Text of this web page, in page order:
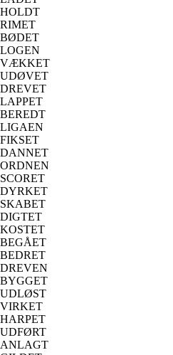
HOLDT
RIMET
BØDET
LOGEN
VÆKKET
UDØVET
DREVET
LAPPET
BEREDT
LIGAEN
FIKSET
DANNET
ORDNEN
SCORET
DYRKET
SKABET
DIGTET
KOSTET
BEGÅET
BEDRET
DREVEN
BYGGET
UDLØST
VIRKET
HARPET
UDFØRT
ANLAGT